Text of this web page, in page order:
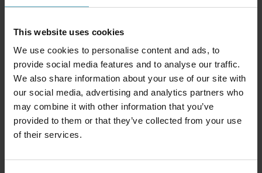
This website uses cookies
We use cookies to personalise content and ads, to
provide social media features and to analyse our traffic.
We also share information about your use of our site with
our social media, advertising and analytics partners who
may combine it with other information that you’ve
provided to them or that they’ve collected from your use
of their services.
NORDIC LIGHTING
374 kr
Rek. 499 kr
374 kr
Rek. 499 kr
Andra köpte även